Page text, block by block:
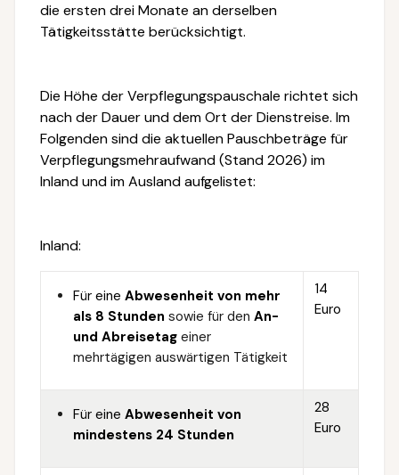
die ersten drei Monate an derselben
Tätigkeitsstätte berücksichtigt.
Die Höhe der Verpflegungspauschale richtet sich
nach der Dauer und dem Ort der Dienstreise. Im
Folgenden sind die aktuellen Pauschbeträge für
Verpflegungsmehraufwand (Stand 2026) im
Inland und im Ausland aufgelistet:
Inland:
Für eine Abwesenheit von mehr
als 8 Stunden sowie für den An-
und Abreisetag einer
mehrtägigen auswärtigen Tätigkeit
14
Euro
Für eine Abwesenheit von
mindestens 24 Stunden
28
Euro